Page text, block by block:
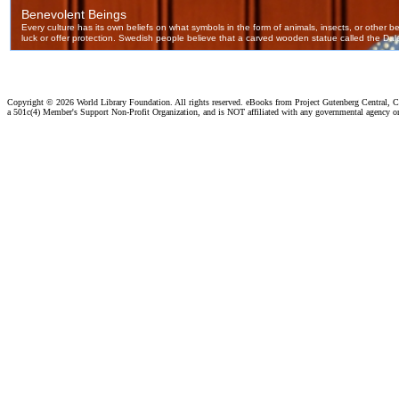
Copyright © 2026 World Library Foundation. All rights reserved. eBooks from Project Gutenberg Central,
a 501c(4) Member's Support Non-Profit Organization, and is NOT affiliated with any governmental agency